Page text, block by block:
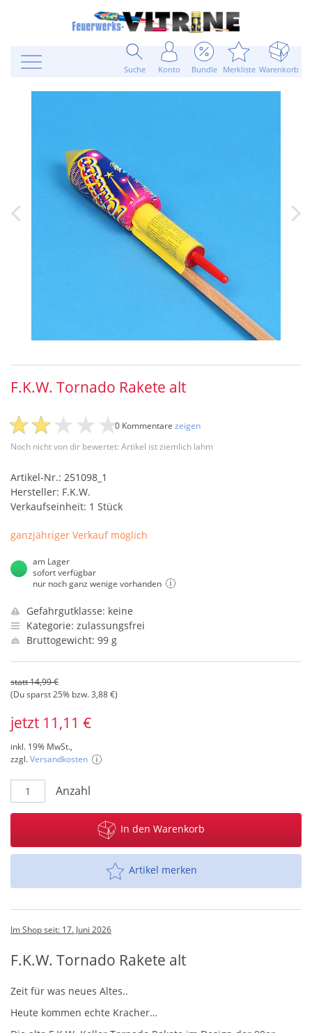
Suche Konto Bundle Merkliste Warenkorb
F.K.W. Tornado Rakete alt
Noch nicht von dir bewertet: Artikel ist ziemlich lahm
0 Kommentare zeigen
Artikel-Nr.: 251098_1
Hersteller: F.K.W.
Verkaufseinheit: 1 Stück
ganzjähriger Verkauf möglich
am Lager
sofort verfügbar
nur noch ganz wenige vorhanden
Gefahrgutklasse: keine
Kategorie: zulassungsfrei
Bruttogewicht: 99 g
statt 14,99 €
(Du sparst 25% bzw. 3,88 €)
jetzt 11,11 €
inkl. 19% MwSt.,
zzgl.Versandkosten
Anzahl
In den Warenkorb
Artikel merken
Im Shop seit: 17. Juni 2026
F.K.W. Tornado Rakete alt
Zeit für was neues Altes..
Heute kommen echte Kracher…